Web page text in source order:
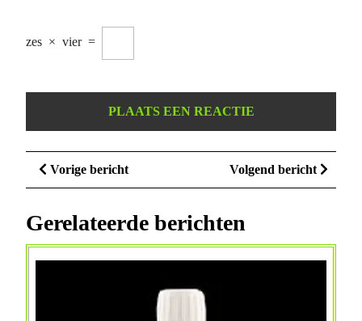
zes × vier =
Berichtnavigatie
Vorige berichtVorige
bericht
Volgend bericht
bericht
Gerelateerde berichten